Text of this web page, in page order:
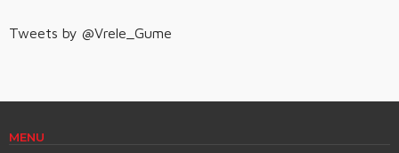
Tweets by @Vrele_Gume
MENU